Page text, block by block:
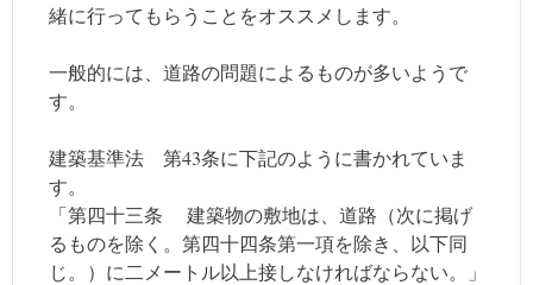
緒に行ってもらうことをオススメします。
一般的には、道路の問題によるものが多いようで
す。
建築基準法 第43条に下記のように書かれていま
す。
「第四十三条 建築物の敷地は、道路（次に掲げ
るものを除く。第四十四条第一項を除き、以下同
じ。）に二メートル以上接しなければならない。」